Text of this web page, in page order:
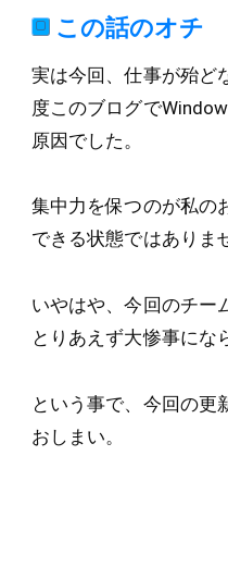
この話のオチ
実は今回、仕事が殆ど
度このブログで
原因でした。
集中力を保つのが私の
できる状態ではありま
いやはや、今回のチー
とりあえず大惨事にな
という事で、今回の更
おしまい。